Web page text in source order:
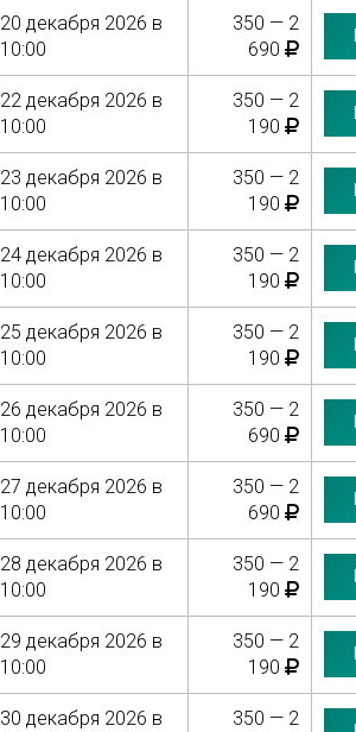
20 декабря 2026 в
10:00
350 — 2
690
22 декабря 2026 в
10:00
350 — 2
190
23 декабря 2026 в
10:00
350 — 2
190
24 декабря 2026 в
10:00
350 — 2
190
25 декабря 2026 в
10:00
350 — 2
190
26 декабря 2026 в
10:00
350 — 2
690
27 декабря 2026 в
10:00
350 — 2
690
28 декабря 2026 в
10:00
350 — 2
190
29 декабря 2026 в
10:00
350 — 2
190
30 декабря 2026 в 350 — 2